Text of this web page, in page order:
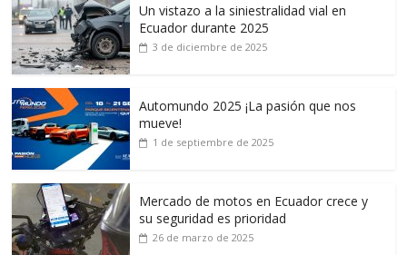
Un vistazo a la siniestralidad vial en
Ecuador durante 2025
3 de diciembre de 2025
Automundo 2025 ¡La pasión que nos
mueve!
1 de septiembre de 2025
Mercado de motos en Ecuador crece y
su seguridad es prioridad
26 de marzo de 2025